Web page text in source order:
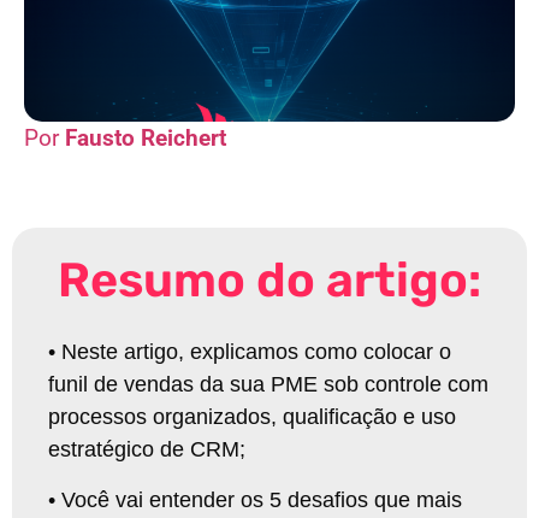
Fausto Reichert
Resumo do artigo:
• Neste artigo, explicamos como colocar o
funil de vendas da sua PME sob controle com
processos organizados, qualificação e uso
estratégico de CRM;
• Você vai entender os 5 desafios que mais